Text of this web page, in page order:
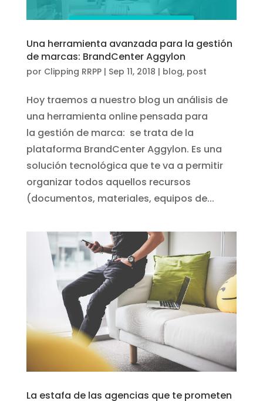
Una herramienta avanzada para la gestión
de marcas: BrandCenter Aggylon
por Clipping RRPP| Sep 11, 2018 | blog, post
Hoy traemos a nuestro blog un análisis de
una herramienta online pensada para
la gestión de marca: se trata de la
plataforma BrandCenter Aggylon. Es una
solución tecnológica que te va a permitir
organizar todos aquellos recursos
(documentos, materiales, equipos de...
La estafa de las agencias que te prometen